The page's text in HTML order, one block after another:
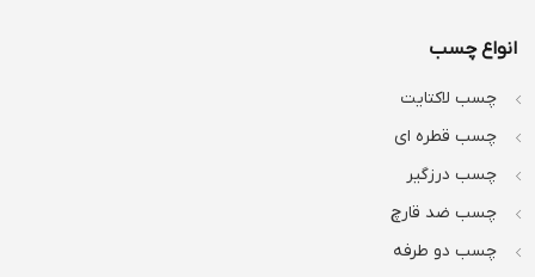
انواع چسب
چسب لاکتایت
چسب قطره ای
چسب درزگیر
چسب ضد قارچ
چسب دو طرفه